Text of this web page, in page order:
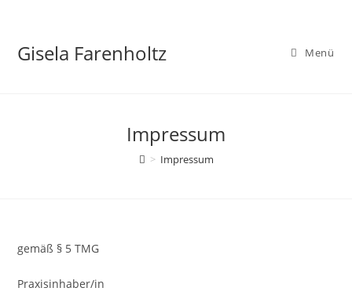
springen
Gisela Farenholtz Menü
Impressum
> Impressum
gemäß § 5 TMG
Praxisinhaber/in